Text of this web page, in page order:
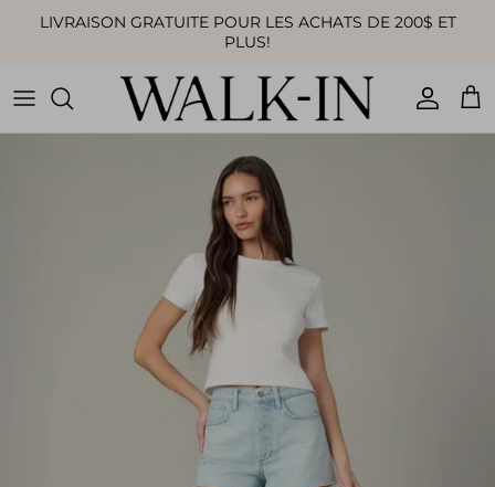
Aller au contenu
LIVRAISON GRATUITE POUR LES ACHATS DE 200$ ET
PLUS!
Compte